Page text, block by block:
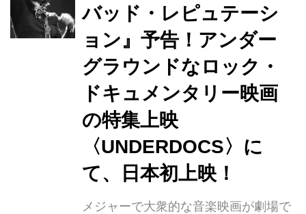
バッド・レピュテーシ
ョン』予告！アンダー
グラウンドなロック・
ドキュメンタリー映画
の特集上映
〈UNDERDOCS〉に
て、日本初上映！
メジャーで大衆的な音楽映画が劇場で